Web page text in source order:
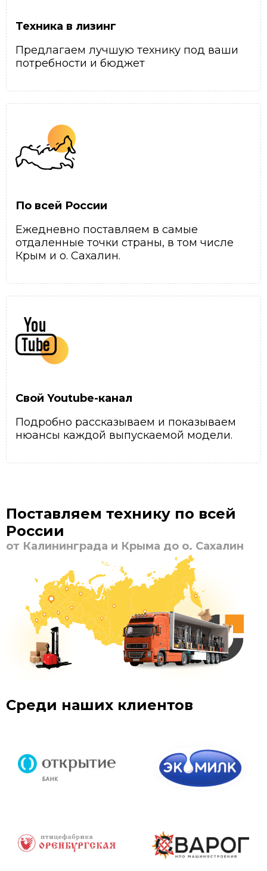
Техника в лизинг
Предлагаем лучшую технику под ваши
потребности и бюджет
По всей России
Ежедневно поставляем в самые
отдаленные точки страны, в том числе
Крым и о. Сахалин.
Свой Youtube-канал
Подробно рассказываем и показываем
нюансы каждой выпускаемой модели.
Поставляем технику по всей
России
от Калининграда и Крыма до о. Сахалин
Среди наших клиентов